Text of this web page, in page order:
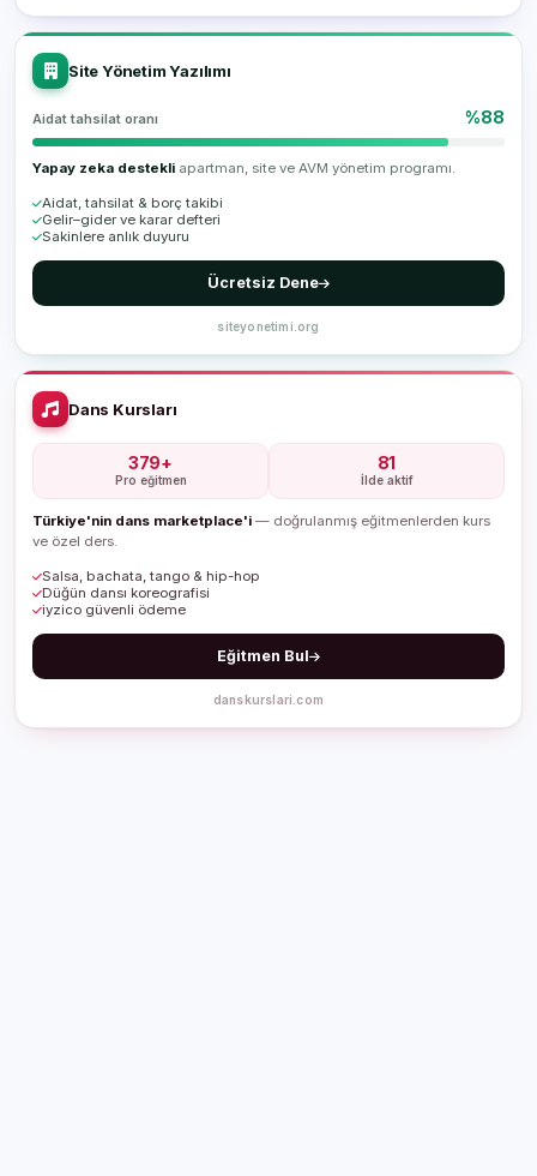
Site Yönetim Yazılımı
Aidat tahsilat oranı %88
Yapay zeka destekli apartman, site ve AVM yönetim programı.
Aidat, tahsilat & borç takibi
Gelir–gider ve karar defteri
Sakinlere anlık duyuru
Ücretsiz Dene
siteyonetimi.org
Dans Kursları
379+
Pro eğitmen
81
İlde aktif
Türkiye'nin dans marketplace'i — doğrulanmış eğitmenlerden kurs
ve özel ders.
Salsa, bachata, tango & hip-hop
Düğün dansı koreografisi
iyzico güvenli ödeme
Eğitmen Bul
danskurslari.com